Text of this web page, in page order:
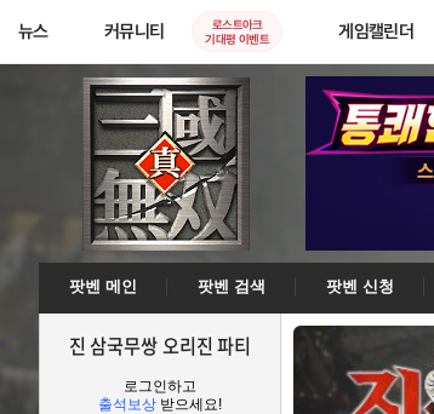
뉴스 커뮤니티
로스트아크
기대평 이벤트
게임캘린더
팟벤 메인 팟벤 검색 팟벤 신청
진 삼국무쌍 오리진 파티
로그인하고
출석보상 받으세요!